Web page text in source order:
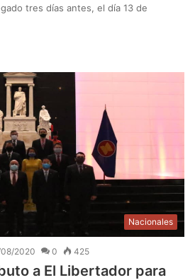
tres días antes, el día 13 de
Nacionales
2020 0 425
a El Libertador para